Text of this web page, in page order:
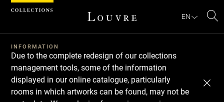
EN
INFORMATION
Due to the complete redesign of our collections
management tools, some of the information
displayed in our online catalogue, particularly
rooms in which artworks can be found, may not be
Cookies management panel